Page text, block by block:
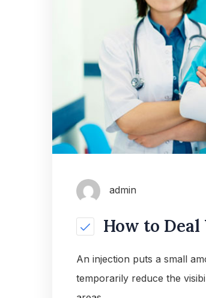
admin
How to
An injection puts a small
temporarily reduce the